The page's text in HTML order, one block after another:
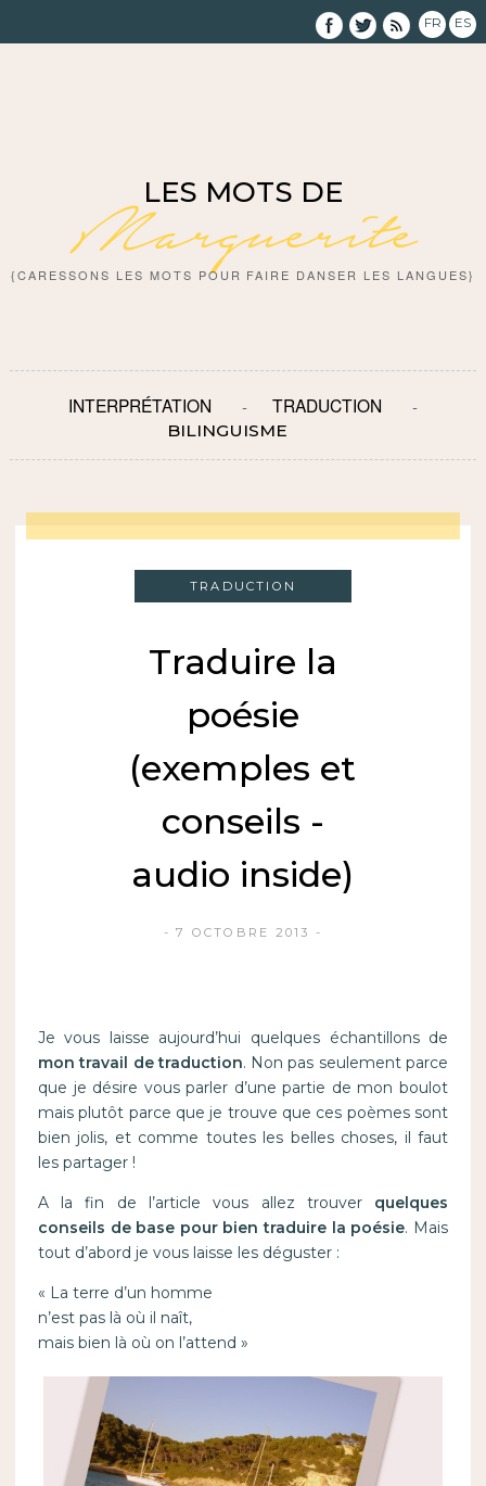
FR ES
LES MOTS DE
Marguerite
{CARESSONS LES MOTS POUR FAIRE DANSER LES LANGUES}
INTERPRÉTATION TRADUCTION
BILINGUISME
TRADUCTION
Traduire la
poésie
(exemples et
conseils -
audio inside)
7 OCTOBRE 2013
Je vous laisse aujourd’hui quelques échantillons de
mon travail de traduction. Non pas seulement parce
que je désire vous parler d’une partie de mon boulot
mais plutôt parce que je trouve que ces poèmes sont
bien jolis, et comme toutes les belles choses, il faut
les partager !
A la fin de l’article vous allez trouver quelques
conseils de base pour bien traduire la poésie. Mais
tout d’abord je vous laisse les déguster :
« La terre d’un homme
n’est pas là où il naît,
mais bien là où on l’attend »